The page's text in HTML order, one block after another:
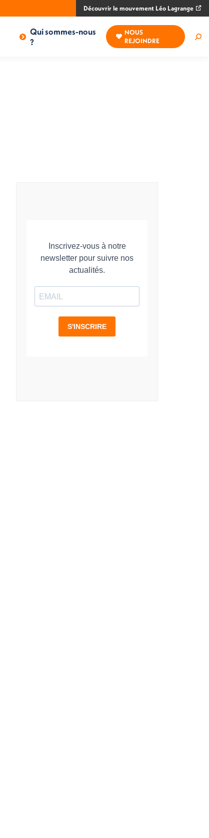
Découvrir le mouvement Léo Lagrange
Qui sommes-nous
?
NOUS
REJOINDRE